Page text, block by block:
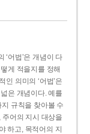
‘어법’은 개념이 다
게 적을지를 정해
인 의미의 ‘어법’은
은 개념이다. 예를
규칙을 찾아볼 수
주어의 지시 대상을
하고, 목적어의 지